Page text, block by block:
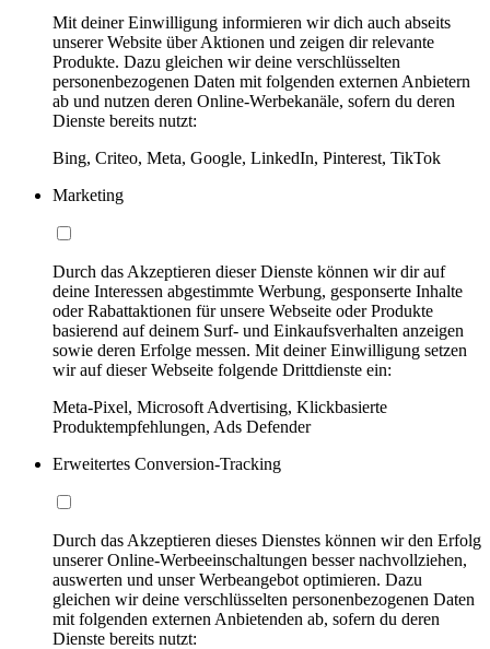
Mit deiner Einwilligung informieren wir dich auch abseits
unserer Website über Aktionen und zeigen dir relevante
Produkte. Dazu gleichen wir deine verschlüsselten
personenbezogenen Daten mit folgenden externen Anbietern
ab und nutzen deren Online-Werbekanäle, sofern du deren
Dienste bereits nutzt:
Bing, Criteo, Meta, Google, LinkedIn, Pinterest, TikTok
Marketing
Durch das Akzeptieren dieser Dienste können wir dir auf
deine Interessen abgestimmte Werbung, gesponserte Inhalte
oder Rabattaktionen für unsere Webseite oder Produkte
basierend auf deinem Surf- und Einkaufsverhalten anzeigen
sowie deren Erfolge messen. Mit deiner Einwilligung setzen
wir auf dieser Webseite folgende Drittdienste ein:
Meta-Pixel, Microsoft Advertising, Klickbasierte
Produktempfehlungen, Ads Defender
Erweitertes Conversion-Tracking
Durch das Akzeptieren dieses Dienstes können wir den Erfolg
unserer Online-Werbeeinschaltungen besser nachvollziehen,
auswerten und unser Werbeangebot optimieren. Dazu
gleichen wir deine verschlüsselten personenbezogenen Daten
mit folgenden externen Anbietenden ab, sofern du deren
Dienste bereits nutzt: